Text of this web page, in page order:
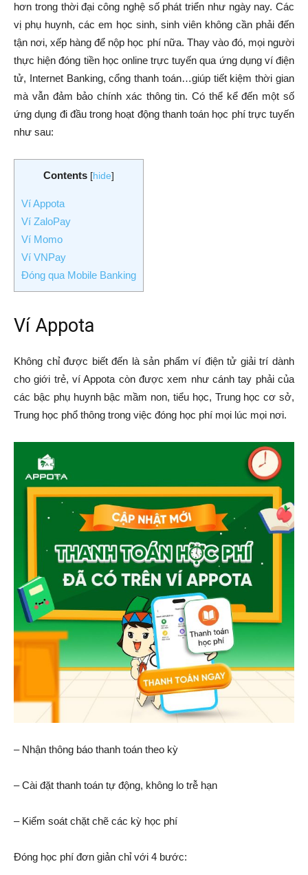
hơn trong thời đại công nghệ số phát triển như ngày nay. Các
vị phụ huynh, các em học sinh, sinh viên không cần phải đến
tận nơi, xếp hàng để nộp học phí nữa. Thay vào đó, mọi người
thực hiện đóng tiền học online trực tuyến qua ứng dụng ví điện
tử, Internet Banking, cổng thanh toán…giúp tiết kiệm thời gian
mà vẫn đảm bảo chính xác thông tin. Có thể kể đến một số
ứng dụng đi đầu trong hoạt động thanh toán học phí trực tuyến
như sau:
Contents [hide]
Ví Appota
Ví ZaloPay
Ví Momo
Ví VNPay
Đóng qua Mobile Banking
Ví Appota
Không chỉ được biết đến là sản phẩm ví điện tử giải trí dành
cho giới trẻ, ví Appota còn được xem như cánh tay phải của
các bậc phụ huynh bậc mầm non, tiểu học, Trung học cơ sở,
Trung học phổ thông trong việc đóng học phí mọi lúc mọi nơi.
– Nhận thông báo thanh toán theo kỳ
– Cài đặt thanh toán tự động, không lo trễ hạn
– Kiểm soát chặt chẽ các kỳ học phí
Đóng học phí đơn giản chỉ với 4 bước: